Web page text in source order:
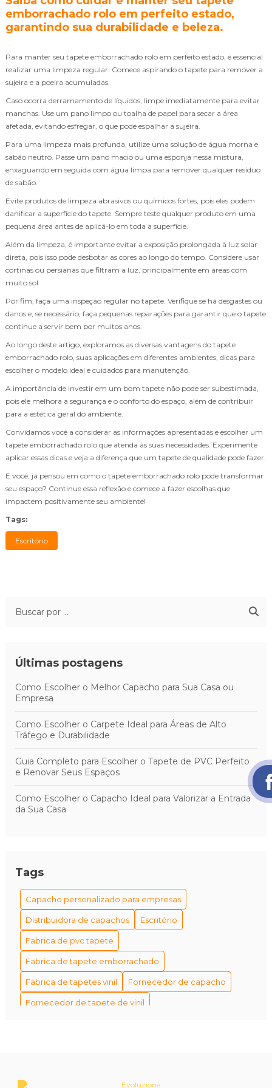
emborrachado rolo em perfeito estado,
garantindo sua durabilidade e beleza.
Para manter seu tapete emborrachado rolo em perfeito estado, é essencial
realizar uma limpeza regular. Comece aspirando o tapete para remover a
sujeira e a poeira acumuladas.
Caso ocorra derramamento de líquidos, limpe imediatamente para evitar
manchas. Use um pano limpo ou toalha de papel para secar a área
afetada, evitando esfregar, o que pode espalhar a sujeira.
Para uma limpeza mais profunda, utilize uma solução de água morna e
sabão neutro. Passe um pano macio ou uma esponja nessa mistura,
enxaguando em seguida com água limpa para remover qualquer resíduo
de sabão.
Evite produtos de limpeza abrasivos ou químicos fortes, pois eles podem
danificar a superfície do tapete. Sempre teste qualquer produto em uma
pequena área antes de aplicá-lo em toda a superfície.
Além da limpeza, é importante evitar a exposição prolongada à luz solar
direta, pois isso pode desbotar as cores ao longo do tempo. Considere usar
cortinas ou persianas que filtram a luz, principalmente em áreas com
muito sol.
Por fim, faça uma inspeção regular no tapete. Verifique se há desgastes ou
danos e, se necessário, faça pequenas reparações para garantir que o tapete
continue a servir bem por muitos anos.
Ao longo deste artigo, exploramos as diversas vantagens do tapete
emborrachado rolo, suas aplicações em diferentes ambientes, dicas para
escolher o modelo ideal e cuidados para manutenção.
A importância de investir em um bom tapete não pode ser subestimada,
pois ele melhora a segurança e o conforto do espaço, além de contribuir
para a estética geral do ambiente.
Convidamos você a considerar as informações apresentadas e escolher um
tapete emborrachado rolo que atenda às suas necessidades. Experimente
aplicar essas dicas e veja a diferença que um tapete de qualidade pode fazer.
E você, já pensou em como o tapete emborrachado rolo pode transformar
seu espaço? Continue essa reflexão e comece a fazer escolhas que
impactem positivamente seu ambiente!
Tags:
Escritório
Últimas postagens
Como Escolher o Melhor Capacho para Sua Casa ou
Empresa
Como Escolher o Carpete Ideal para Áreas de Alto
Tráfego e Durabilidade
Guia Completo para Escolher o Tapete de PVC Perfeito
e Renovar Seus Espaços
Como Escolher o Capacho Ideal para Valorizar a Entrada
da Sua Casa
Tags
Capacho personalizado para empresas
Distribuidora de capachos Escritório
Fabrica de pvc tapete
Fabrica de tapete emborrachado
Fabrica de tapetes vinil Fornecedor de capacho
Fornecedor de tapete de vinil
Fábrica de tapetes e capachos personalizados